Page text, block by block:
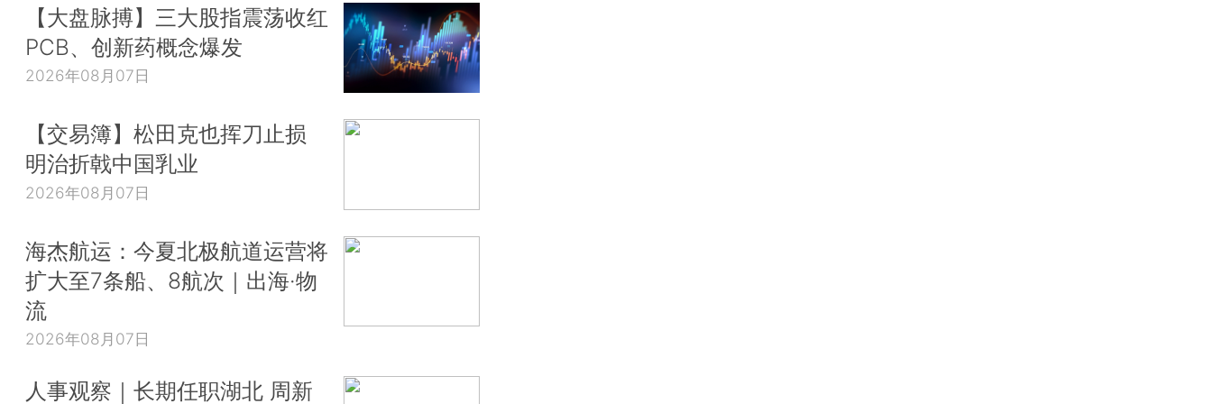
【大盘脉搏】三大股指震荡收红
PCB、创新药概念爆发
2026年08月07日
【交易簿】松田克也挥刀止损
明治折戟中国乳业
2026年08月07日
海杰航运：今夏北极航道运营将
扩大至7条船、8航次｜出海·物
流
2026年08月07日
人事观察｜长期任职湖北 周新